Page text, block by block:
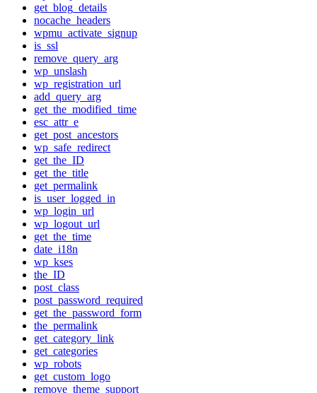
get_blog_details
nocache_headers
wpmu_activate_signup
is_ssl
remove_query_arg
wp_unslash
wp_registration_url
add_query_arg
get_the_modified_time
esc_attr_e
get_post_ancestors
wp_safe_redirect
get_the_ID
get_the_title
get_permalink
is_user_logged_in
wp_login_url
wp_logout_url
get_the_time
date_i18n
wp_kses
the_ID
post_class
post_password_required
get_the_password_form
the_permalink
get_category_link
get_categories
wp_robots
get_custom_logo
remove_theme_support